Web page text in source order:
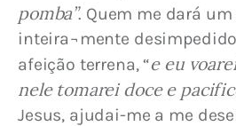
pomba”. Quem me dará
inteira¬mente
afeição terrena, “e eu
nele tomarei doce e
Jesus, ajudai-me a me